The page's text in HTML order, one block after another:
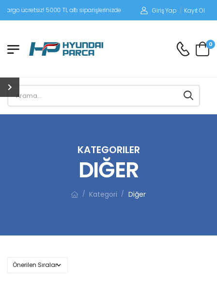
5000 TL altı siparişlerinizde siparişleriniz alıcı ödemeli gönderilir.
Giriş Yap / Kayıt Ol
0
KATEGORILER
DIĞER
/ Kategori / Diğer